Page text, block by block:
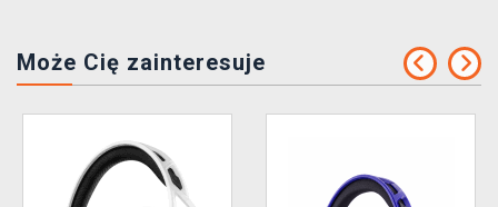
Może Cię zainteresuje